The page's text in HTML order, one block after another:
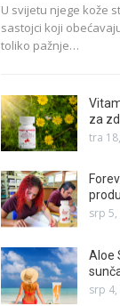
U svijetu njege kože
sastojci koji
toliko pažnje…
za
tra
srp 5,
Aloe
srp 4,